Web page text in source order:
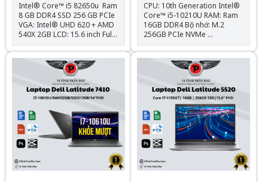
Intel® Core™ i5 82650u Ram
8 GB DDR4 SSD 256 GB PCIe
VGA: Intel® UHD 620 + AMD
540X 2GB LCD: 15.6 inch Full
HD IPS Trọng lượng: 1.8kg
Tặng kèm: Balo + Chuột
Bluetooth + Lót chuột Hệ điều
hành: Chưa Bao Gồm
CPU: 10th Generation Intel®
Core™ i5-10210U RAM: Ram
16GB DDR4 Bộ nhớ: M.2
256GB PCIe NVMe
Card: Intel® UHD Graphics
620 Màn hình: 14" FHD (1920
x 1080) IPS Trọng lượng:1.4kg
Kết nối: 1x USB 3.1; 2x
Thunderbolt™ 3; 1x HDMI
2.0; 1x uSD 4.0, 1x Sim Slot;
1x Universal Audio Jack Tặng
kèm: Balo + Chuột Bluetooth
+ Lót chuột Bảo hành : Máy
12 tháng , Pin & Sạc 6 tháng.
Hệ điều hành: Chưa Bao Gồm